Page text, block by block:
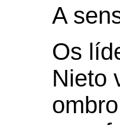
A
Os
Nieto